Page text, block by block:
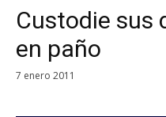
Custodie sus
en paño
7 enero 2011